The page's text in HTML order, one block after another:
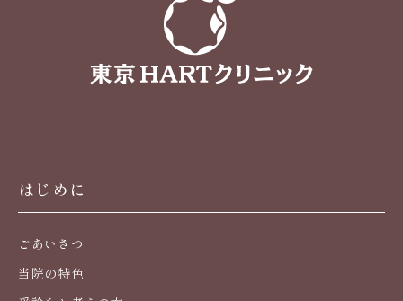
はじめに
ごあいさつ
当院の特色